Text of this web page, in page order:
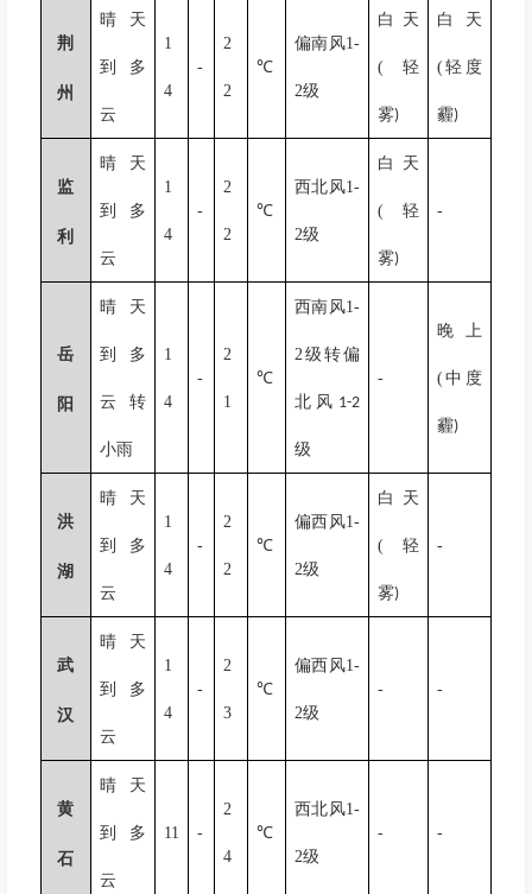
荆
州
晴天
到多
云
1
4
-
2
2
℃
偏南风1-
2级
白天
(轻
雾)
白天
(轻度
霾)
监
利
晴天
到多
云
1
4
-
2
2
℃
西北风1-
2级
白天
(轻
雾)
-
岳
阳
晴天
到多
云转
小雨
1
4
-
2
1
℃
西南风1-
2 级转偏
北风 1-2
级
-
晚上
(中度
霾)
洪
湖
晴天
到多
云
1
4
-
2
2
℃
偏西风1-
2级
白天
(轻
雾)
-
武
汉
晴天
到多
云
1
4
-
2
3
℃
偏西风1-
2级
- -
黄
石
晴天
到多
云
11 -
2
4
℃
西北风1-
2级
- -